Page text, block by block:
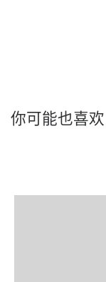
你可能也喜欢